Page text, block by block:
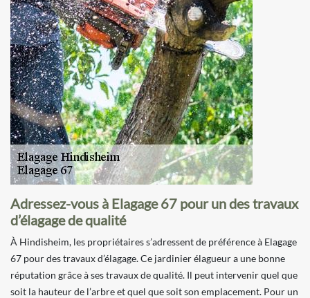
Adressez-vous à Elagage 67 pour un des travaux
d’élagage de qualité
À Hindisheim, les propriétaires s’adressent de préférence à Elagage
67 pour des travaux d’élagage. Ce jardinier élagueur a une bonne
réputation grâce à ses travaux de qualité. Il peut intervenir quel que
soit la hauteur de l’arbre et quel que soit son emplacement. Pour un